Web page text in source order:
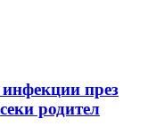
през
родител